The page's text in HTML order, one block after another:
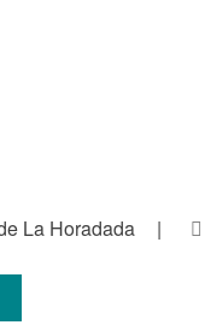
La Horadada |